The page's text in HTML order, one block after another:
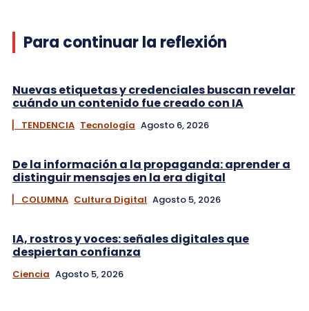
Para continuar la reflexión
Nuevas etiquetas y credenciales buscan revelar
cuándo un contenido fue creado con IA
▏ TENDENCIA Tecnología Agosto 6, 2026
De la información a la propaganda: aprender a
distinguir mensajes en la era digital
▏ COLUMNA Cultura Digital Agosto 5, 2026
IA, rostros y voces: señales digitales que
despiertan confianza
Ciencia Agosto 5, 2026